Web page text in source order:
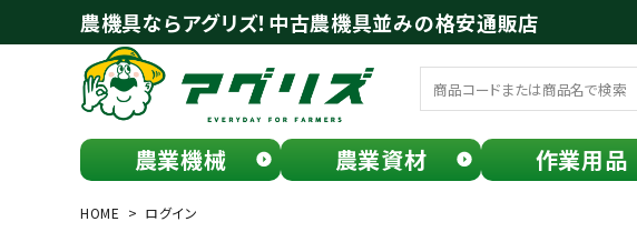
農機具ならアグリズ！中古農機具並みの格安通販店
農業機械 農業資材 作業用品
ログイン
HOME ログイン